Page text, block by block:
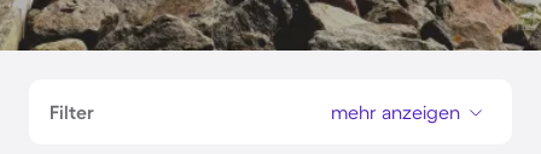
Filter mehr anzeigen